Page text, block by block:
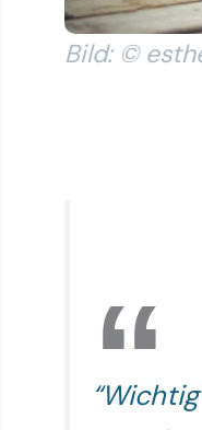
Bild: ©